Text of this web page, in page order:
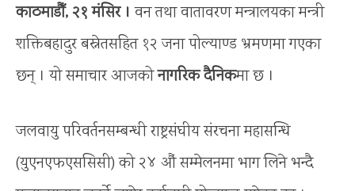
काठमाडौँ, २१ मंसिर । वन तथा वातावरण मन्त्रालयका मन्त्री
शक्तिबहादुर बस्नेतसहित १२ जना पोल्याण्ड भ्रमणमा गएका
छन् । यो समाचार आजकोनागरिक दैनिकमा छ ।
जलवायु परिवर्तनसम्बन्धी राष्ट्रसंघीय संरचना महासन्धि
(युएनएफएससिसी) को २४ औं सम्मेलनमा भाग लिने भन्दै